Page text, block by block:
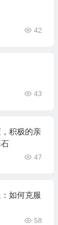
42
43
积极的亲
47
如何克服
58